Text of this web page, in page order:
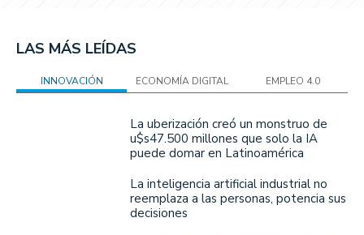
LAS MÁS LEÍDAS
INNOVACIÓN ECONOMÍA DIGITAL EMPLEO 4.0
La uberización creó un monstruo de
u$s47.500 millones que solo la IA
puede domar en Latinoamérica
La inteligencia artificial industrial no
reemplaza a las personas, potencia sus
decisiones